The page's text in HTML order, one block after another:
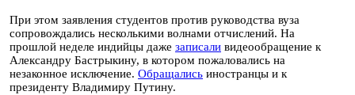
При этом заявления студентов против руководства вуза
сопровождались несколькими волнами отчислений. На
прошлой неделе индийцы даже записали видеообращение к
Александру Бастрыкину, в котором пожаловались на
незаконное исключение. Обращались иностранцы и к
президенту Владимиру Путину.